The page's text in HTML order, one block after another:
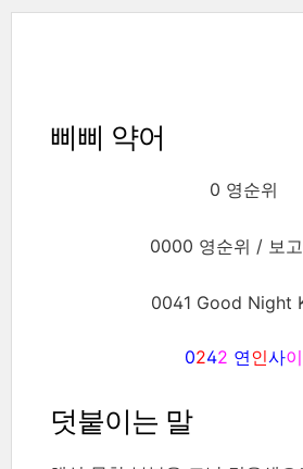
삐삐 약어
0 영순위
0000 영순위 / 보
0041 Good Night
0242 연인사이
덧붙이는 말